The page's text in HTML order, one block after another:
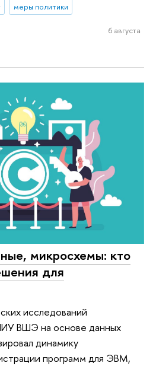
меры политики
6 августа
микросхемы: кто
для
исследований
ВШЭ на основе данных
динамику
программ для ЭВМ,